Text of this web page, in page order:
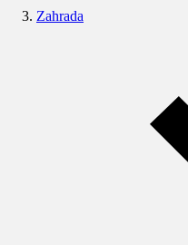
Zahrada